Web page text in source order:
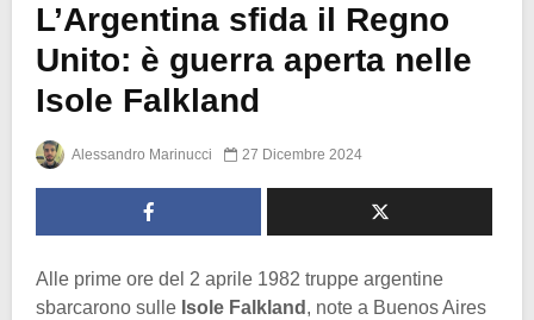
L’Argentina sfida il Regno
Unito: è guerra aperta nelle
Isole Falkland
Alessandro Marinucci 27 Dicembre 2024
Alle prime ore del 2 aprile 1982 truppe argentine
sbarcarono sulle Isole Falkland , note a Buenos Aires